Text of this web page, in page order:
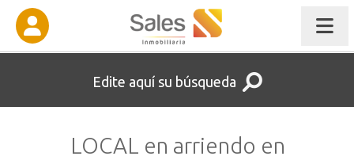
Edite aquí su búsqueda
LOCAL en arriendo en